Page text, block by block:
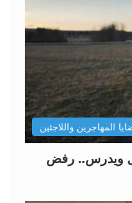
المهاجرين واللاجئين
عاماً ويعمل ويدرس.. رفض